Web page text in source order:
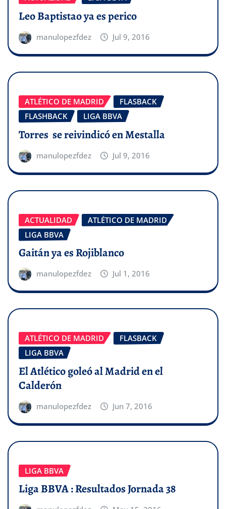
Leo Baptistao ya es perico
manulopezfdez Jul 9, 2016
ATLÉTICO DE MADRID
FLASBACK
FLASHBACK
LIGA BBVA
Torres se reivindicó en Mestalla
manulopezfdez Jul 9, 2016
ACTUALIDAD
ATLÉTICO DE MADRID
LIGA BBVA
Gaitán ya es Rojiblanco
manulopezfdez Jul 1, 2016
ATLÉTICO DE MADRID
FLASBACK
LIGA BBVA
El Atlético goleó al Madrid en el
Calderón
manulopezfdez Jun 7, 2016
LIGA BBVA
Liga BBVA : Resultados Jornada 38